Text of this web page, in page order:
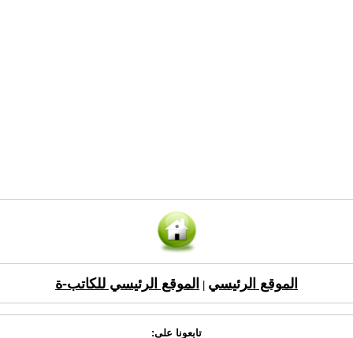
الموقع الرئيسي الموقع الرئيسي للكاتب-ة
تابعونا على: